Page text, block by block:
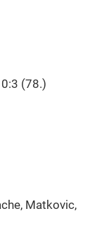
(78.)
Matkovic,